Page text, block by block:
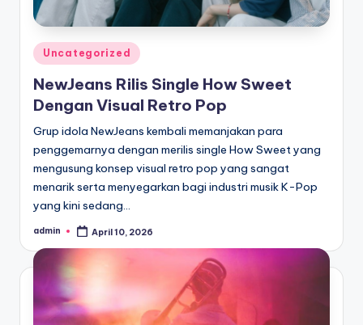
Posted
Uncategorized
NewJeans Rilis Single How Sweet
Dengan Visual Retro Pop
Grup idola NewJeans kembali memanjakan para
penggemarnya dengan merilis single How Sweet yang
mengusung konsep visual retro pop yang sangat
menarik serta menyegarkan bagi industri musik K-Pop
yang kini sedang…
Posted
admin April 10, 2026